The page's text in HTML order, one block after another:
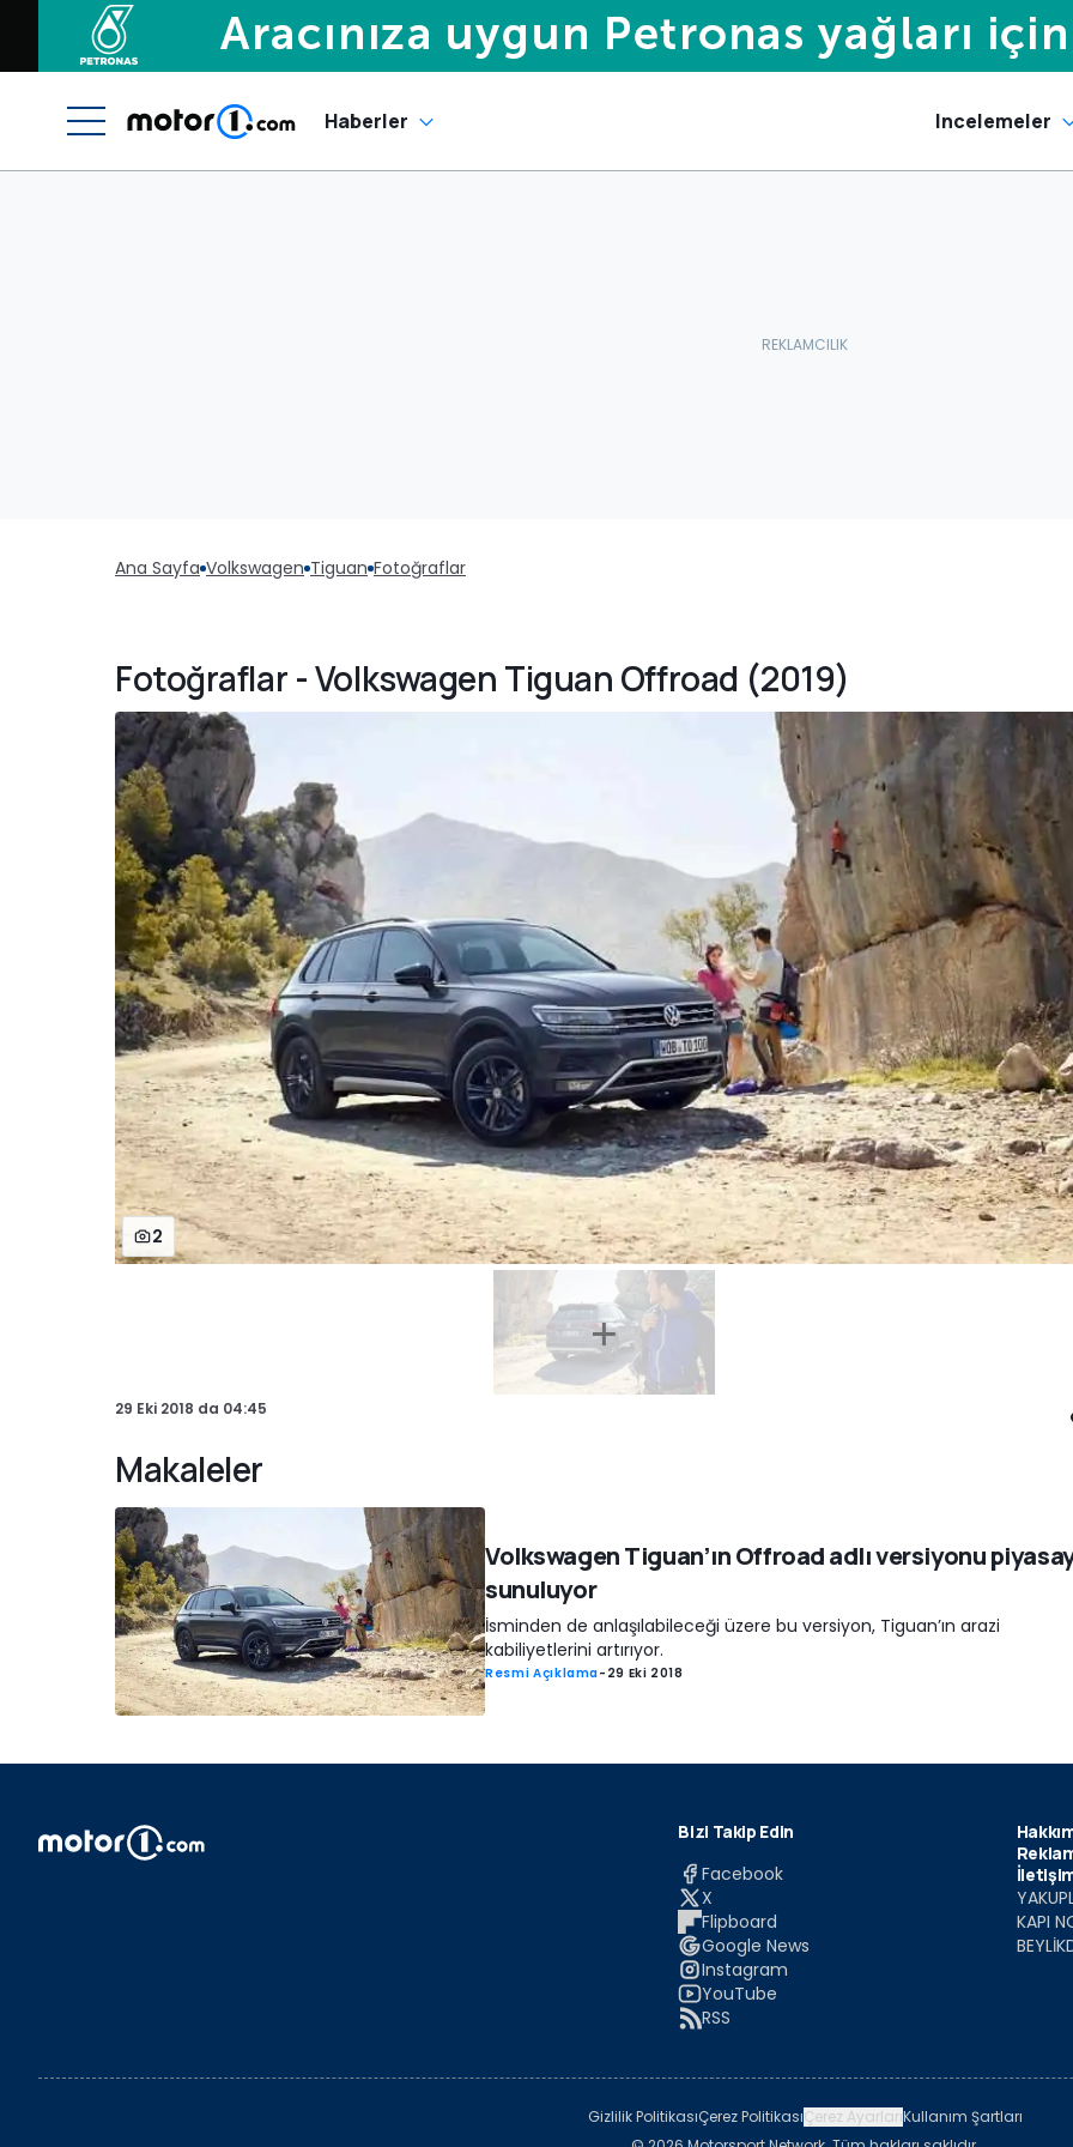
Haberler Incelemeler
Ana Sayfa Volkswagen Tiguan Fotoğraflar
Fotoğraflar - Volkswagen Tiguan Offroad (2019)
2
29 Eki 2018 da 04:45
Makaleler
Volkswagen Tiguan’ın Offroad adlı versiyonu
sunuluyor
İsminden de anlaşılabileceği üzere bu versiyon, Tiguan’ın arazi
kabiliyetlerini artırıyor.
Resmi Açıklama- 29 Eki 2018
Bizi Takip Edin
Facebook
X
Flipboard
Google News
Instagram
YouTube
RSS
KAPI
Gizlilik PolitikasıÇerez PolitikasıÇerez AyarlarıKullanım Şartları